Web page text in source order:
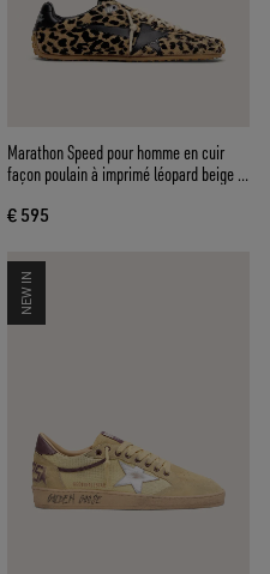
Marathon Speed pour homme en cuir
façon poulain à imprimé léopard beige et
€ 595
NEW IN